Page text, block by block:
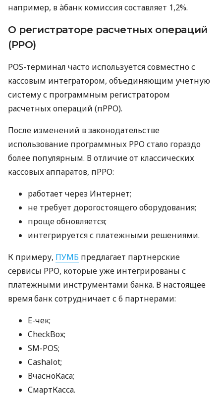
например, в àбанк комиссия составляет 1,2%.
О регистраторе расчетных операций
(РРО)
POS-терминал часто используется совместно с
кассовым интегратором, объединяющим учетную
систему с программным регистратором
расчетных операций (пРРО).
После изменений в законодательстве
использование программных РРО стало гораздо
более популярным. В отличие от классических
кассовых аппаратов, пРРО:
работает через Интернет;
не требует дорогостоящего оборудования;
проще обновляется;
интегрируется с платежными решениями.
К примеру, ПУМБ предлагает партнерские
сервисы РРО, которые уже интегрированы с
платежными инструментами банка. В настоящее
время банк сотрудничает с 6 партнерами:
E-чек;
CheckBox;
SM-POS;
Cashalot;
ВчасноКаса;
СмартКасса.